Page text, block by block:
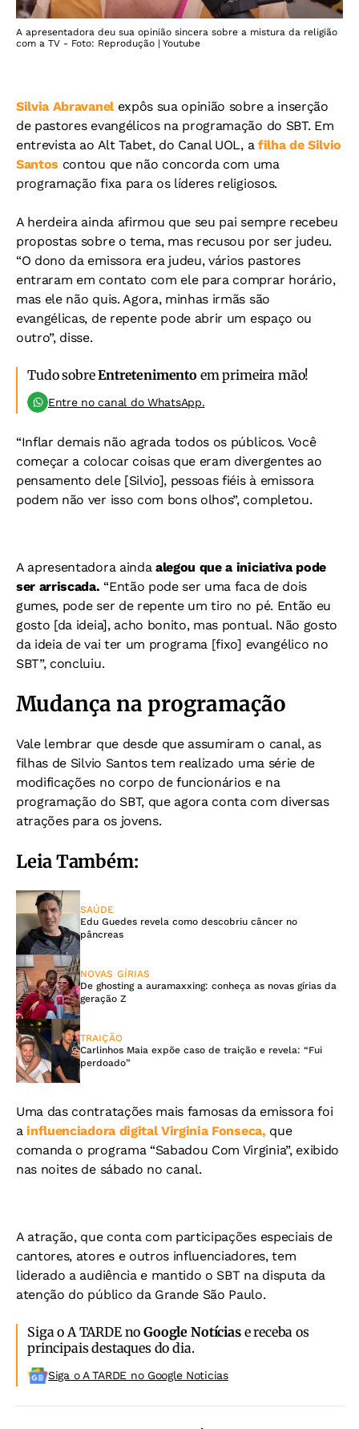
A apresentadora deu sua opinião sincera sobre a mistura da religião
com a TV - Foto: Reprodução | Youtube
Silvia Abravanel expôs sua opinião sobre a inserção
de pastores evangélicos na programação do SBT. Em
entrevista ao Alt Tabet, do Canal UOL, a filha de Silvio
Santos contou que não concorda com uma
programação fixa para os líderes religiosos.
A herdeira ainda afirmou que seu pai sempre recebeu
propostas sobre o tema, mas recusou por ser judeu.
“O dono da emissora era judeu, vários pastores
entraram em contato com ele para comprar horário,
mas ele não quis. Agora, minhas irmãs são
evangélicas, de repente pode abrir um espaço ou
outro”, disse.
Tudo sobreEntretenimento em primeira mão!
Entre no canal do WhatsApp.
“Inflar demais não agrada todos os públicos. Você
começar a colocar coisas que eram divergentes ao
pensamento dele [Silvio], pessoas fiéis à emissora
podem não ver isso com bons olhos”, completou.
A apresentadora ainda alegou que a iniciativa pode
ser arriscada. “Então pode ser uma faca de dois
gumes, pode ser de repente um tiro no pé. Então eu
gosto [da ideia], acho bonito, mas pontual. Não gosto
da ideia de vai ter um programa [fixo] evangélico no
SBT”, concluiu.
Mudança na programação
Vale lembrar que desde que assumiram o canal, as
filhas de Silvio Santos tem realizado uma série de
modificações no corpo de funcionários e na
programação do SBT, que agora conta com diversas
atrações para os jovens.
Leia Também:
SAÚDE
Edu Guedes revela como descobriu câncer no
pâncreas
NOVAS GÍRIAS
De ghosting a auramaxxing: conheça as novas gírias da
geração Z
TRAIÇÃO
Carlinhos Maia expõe caso de traição e revela: “Fui
perdoado”
Uma das contratações mais famosas da emissora foi
ainfluenciadora digital Virginia Fonseca, que
comanda o programa “Sabadou Com Virginia”, exibido
nas noites de sábado no canal.
A atração, que conta com participações especiais de
cantores, atores e outros influenciadores, tem
liderado a audiência e mantido o SBT na disputa da
atenção do público da Grande São Paulo.
Siga o A TARDE noGoogle Notíciase receba os
principais destaques do dia.
Siga o A TARDE no Google Noticias